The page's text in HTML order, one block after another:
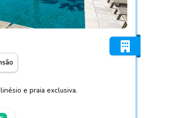
e praia exclusiva.